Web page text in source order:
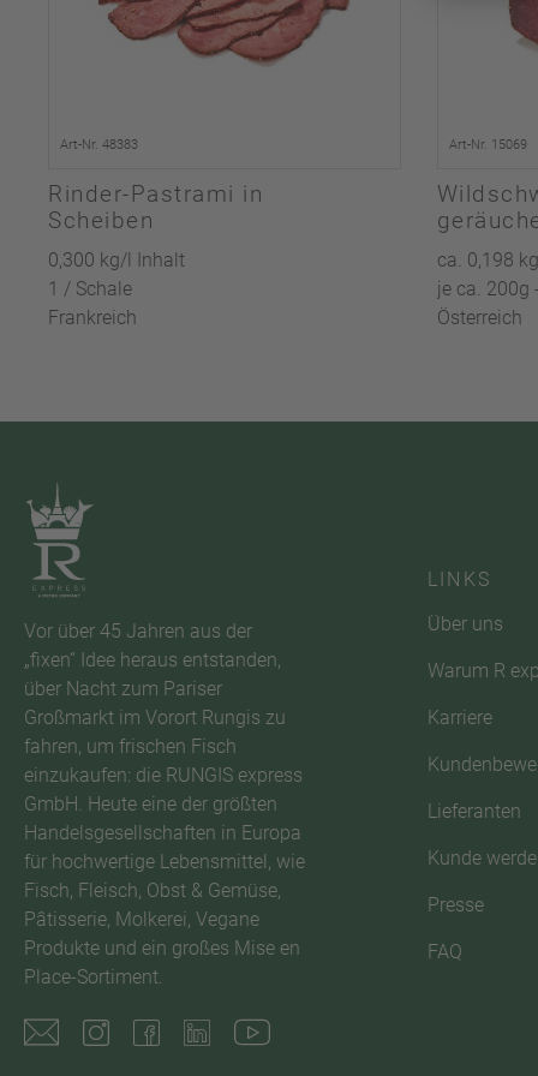
Art-Nr. 48383
Rinder-Pastrami in
Scheiben
0,300 kg/l Inhalt
1 / Schale
Frankreich
Art-Nr. 15069
ca. 0,198
je ca. 200g
Österreich
Vor über 45 Jahren aus der
„fixen“ Idee heraus entstanden,
über Nacht zum Pariser
Großmarkt im Vorort Rungis zu
fahren, um frischen Fisch
einzukaufen: die RUNGIS express
GmbH. Heute eine der größten
Handelsgesellschaften in Europa
für hochwertige Lebensmittel, wie
Fisch, Fleisch, Obst & Gemüse,
Pâtisserie, Molkerei, Vegane
Produkte und ein großes Mise en
Place-Sortiment.
LINKS
Über uns
Warum R
Karriere
Lieferanten
Kunde
Presse
FAQ